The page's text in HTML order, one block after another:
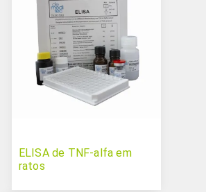
ELISA de TNF-alfa em
ratos